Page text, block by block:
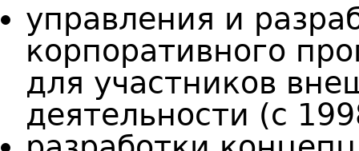
управления и
корпоративного
для участников
деятельности (с